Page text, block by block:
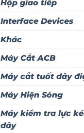
Hộp giao tiếp
Interface Devices
Khác
Máy Cắt ACB
Máy cắt tuốt dây
Máy Hiện Sóng
Máy kiểm tra lực
dây